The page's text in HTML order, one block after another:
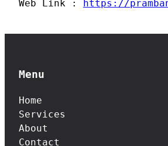
Web Link : https://
Menu
Home
Services
About
Contact